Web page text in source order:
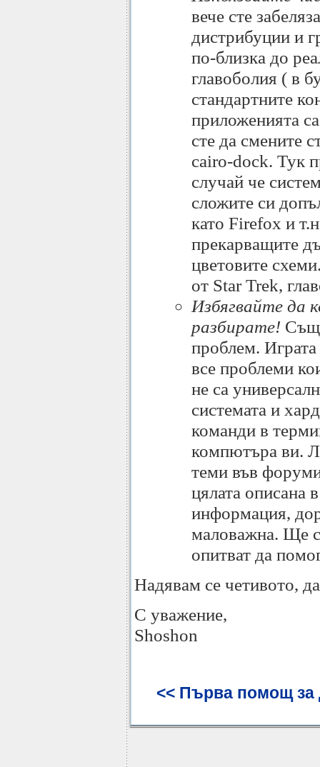
вече сте
дистрибуции и
по-близка до
главоболия ( в
стандартните
приложенията
сте да смените
cairo-dock. Тук
случай че
сложите си
като Firefox и
прекарващите
цветовите
от Star Trek,
Избягвайте да
разбирате!
проблем.
все проблеми
не са
системата и
команди в
компютъра ви.
теми във
цялата описана
информация,
маловажна. Ще
опитват да
Надявам се четивото,
С уважение,
Shoshon
<< Първа помощ за